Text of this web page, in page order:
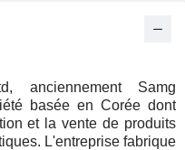
anciennement Samg
basée en Corée dont
et la vente de produits
L'entreprise fabrique